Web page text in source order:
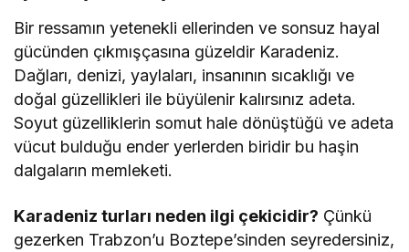
Bir ressamın yetenekli ellerinden ve sonsuz hayal
gücünden çıkmışçasına güzeldir Karadeniz.
Dağları, denizi, yaylaları, insanının sıcaklığı ve
doğal güzellikleri ile büyülenir kalırsınız adeta.
Soyut güzelliklerin somut hale dönüştüğü ve adeta
vücut bulduğu ender yerlerden biridir bu haşin
dalgaların memleketi.
Karadeniz turları neden ilgi çekicidir? Çünkü
gezerken Trabzon’u Boztepe’sinden seyredersiniz,